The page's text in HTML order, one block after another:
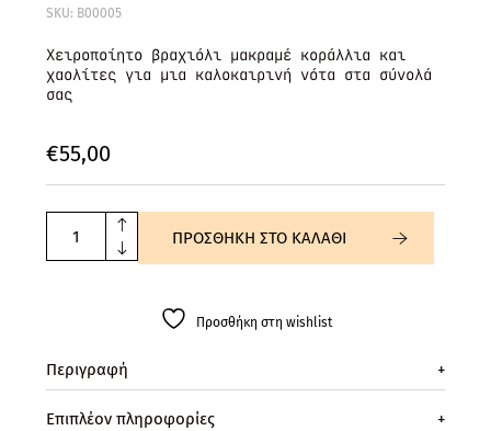
SKU: B00005
Χειροποίητο βραχιόλι μακραμέ κοράλλια και
χαολίτες για μια καλοκαιρινή νότα στα σύνολά
σας
€55,00
ΠΡΟΣΘΗΚΗ ΣΤΟ ΚΑΛΑΘΙ
Προσθήκη στη wishlist
Περιγραφή +
Επιπλέον πληροφορίες +